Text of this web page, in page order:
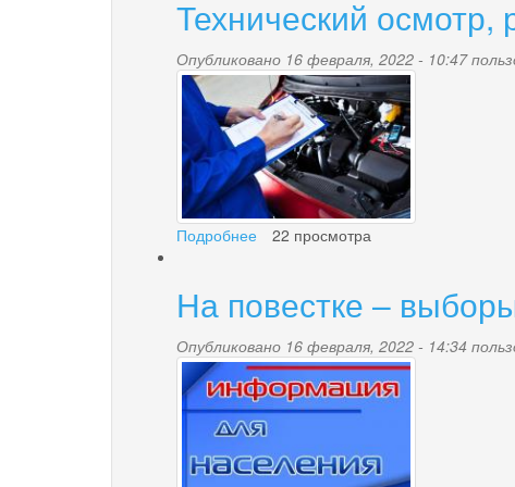
воинов-
интернационалистов
Технический
Опубликовано 16 февраля, 2022 - 10:47
pravitelstvo-
snova-
xochet-
uluchshit-
texosmotr-
zhurnal-
za-
rulem-
gibdd-
dps-
Подробнее
регистрация
самоходных
машин
22 просмотра
На повестке –
Опубликовано 16 февраля, 2022 - 14:34
040620183.jpg